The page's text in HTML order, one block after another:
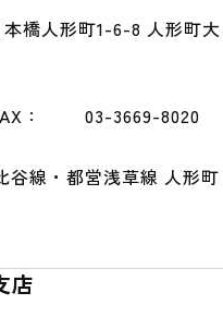
橋人形町1-6-8 人形町大
： 03-3669-8020
谷線・都営浅草線 人形町
店